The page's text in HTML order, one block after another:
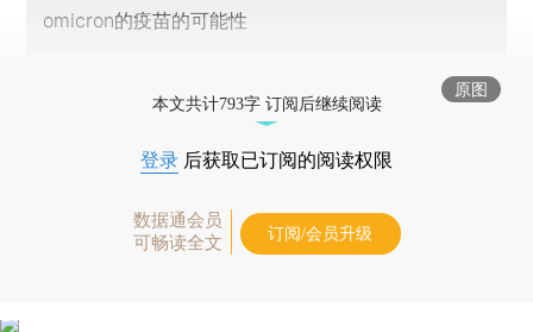
omicron的疫苗的可能性
原图
本文共计793字 订阅后继续阅读
登录 后获取已订阅的阅读权限
数据通会员
可畅读全文
订阅/会员升级